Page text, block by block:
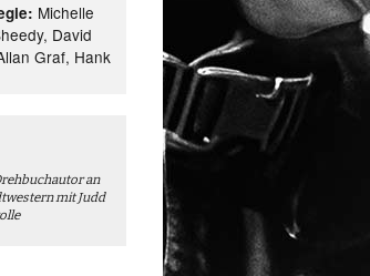
Michelle
David
Graf, Hank
an
mit Judd